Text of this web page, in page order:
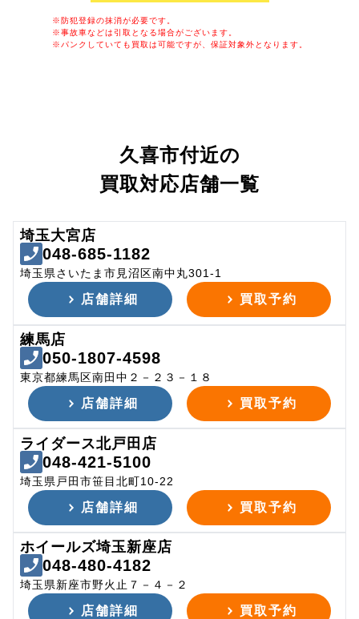
※防犯登録の抹消が必要です。
※事故車などは引取となる場合がございます。
※パンクしていても買取は可能ですが、保証対象外となります。
久喜市付近の
買取対応店舗一覧
埼玉大宮店
048-685-1182
埼玉県さいたま市見沼区南中丸301-1
店舗詳細 買取予約
練馬店
050-1807-4598
東京都練馬区南田中２－２３－１８
店舗詳細 買取予約
ライダース北戸田店
048-421-5100
埼玉県戸田市笹目北町10-22
店舗詳細 買取予約
ホイールズ埼玉新座店
048-480-4182
埼玉県新座市野火止７－４－２
店舗詳細 買取予約